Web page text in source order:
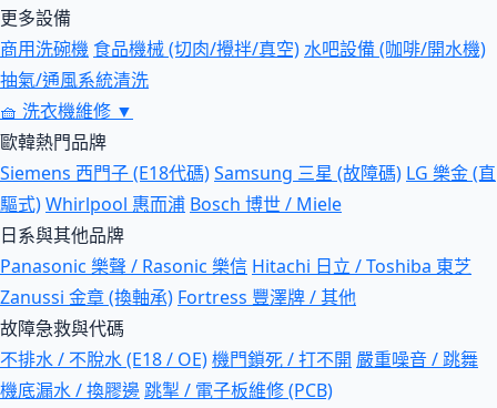
更多設備
商用洗碗機 食品機械 (切肉/攪拌/真空)水吧設備 (咖啡/開水機)
抽氣/通風系統清洗
🧺 洗衣機維修 ▼
歐韓熱門品牌
Siemens 西門子 (E18代碼)Samsung 三星 (故障碼) LG 樂金 (直
驅式)Whirlpool 惠而浦 Bosch 博世 / Miele
日系與其他品牌
Panasonic 樂聲 / Rasonic 樂信 Hitachi 日立 / Toshiba 東芝
Zanussi 金章 (換軸承) Fortress 豐澤牌 / 其他
故障急救與代碼
不排水 / 不脫水 (E18 / OE)機門鎖死 / 打不開 嚴重噪音 / 跳舞
機底漏水 / 換膠邊跳掣 / 電子板維修 (PCB)